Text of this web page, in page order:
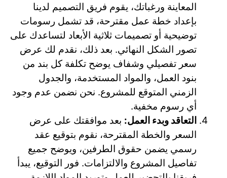
المعاينة ورغباتك، يقوم فريق التصميم لدينا
بإعداد خطة عمل مقترحة، قد تشمل رسومات
توضيحية أو تصميمات ثلاثية الأبعاد لتساعدك على
تصور الشكل النهائي. بعد ذلك، نقدم لك عرض
سعر تفصيلي وشفاف يوضح تكلفة كل بند من
بنود العمل، والمواد المستخدمة، والجدول
الزمني المتوقع للمشروع. نحن نضمن عدم وجود
أي رسوم مخفية.
التعاقد وبدء العمل: بعد موافقتك على عرض
السعر والخطة المقترحة، نقوم بتوقيع عقد
رسمي يضمن حقوق الطرفين، ويوضح جميع
تفاصيل المشروع والالتزامات. فور التوقيع، يبدأ